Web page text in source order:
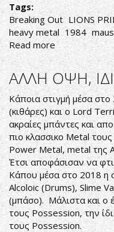
Tags:
Breaking Out LIONS
heavy metal 1984
Read more about
Lions
Pride-
Breaking
Out
ΑΛΛΗ ΟΨΗ,
Κάποια στιγμή μέσα
(κιθάρες) και ο Lord
ακραίες μπάντες και
πιο κλασσικο Metal
Power Metal, metal της
Έτσι αποφάσισαν να
Κάπου μέσα στο 2018 η
Alcoloic (Drums), Slime
(μπάσο). Μάλιστα και ο
τους Possession, την
τους Possession.